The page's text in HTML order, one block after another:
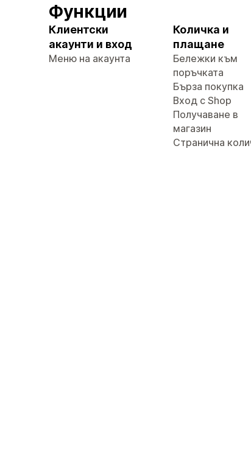
Функции
Клиентски
акаунти и вход
Меню на акаунта
Количка и
плащане
Бележки към
поръчката
Бърза покупка
Вход с Shop
Получаване в
магазин
Странична